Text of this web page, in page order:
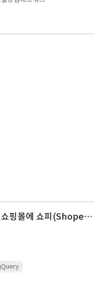
기 개발된 해외직구 쇼핑몰에 쇼피(Shopee) API 연동 개발
jQuery